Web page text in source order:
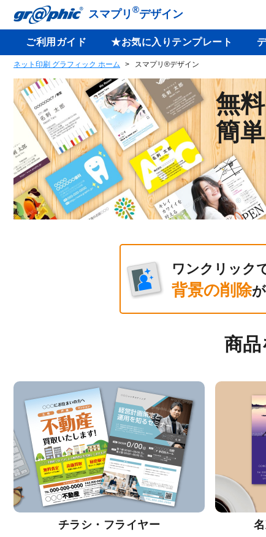
スマプリ ®デザイン
ご利用ガイド ★お気に入りテンプレート
ネット印刷 グラフィック ホーム スマプリ®デザイン
無
簡
ワンクリック
背景の削除
商
チラシ・フライヤー